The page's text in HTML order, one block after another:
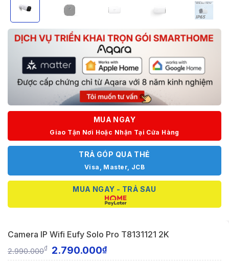
MUA NGAY
Giao Tận Nơi Hoặc Nhận Tại Cửa Hàng
TRẢ GÓP QUA THẺ
Visa, Master, JCB
MUA NGAY - TRẢ SAU
Camera IP Wifi Eufy Solo Pro T8131121 2K
2.990.000₫ 2.790.000₫